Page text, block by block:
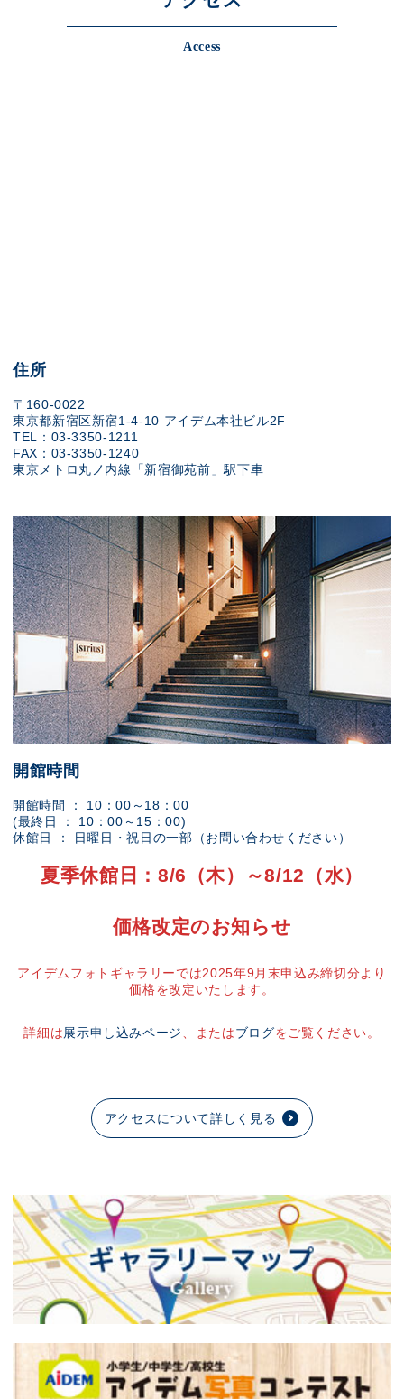
Access
住所
〒160-0022
東京都新宿区新宿1-4-10 アイデム本社ビル2F
TEL：03-3350-1211
FAX：03-3350-1240
東京メトロ丸ノ内線「新宿御苑前」駅下車
開館時間
開館時間 ： 10：00～18：00
(最終日 ： 10：00～15：00)
休館日 ： 日曜日・祝日の一部（お問い合わせください）
夏季休館日：8/6（木）～8/12（水）
価格改定のお知らせ
アイデムフォトギャラリーでは2025年9月末申込み締切分より
価格を改定いたします。
詳細は展示申し込みページ 、またはブログをご覧ください。
アクセスについて詳しく見る